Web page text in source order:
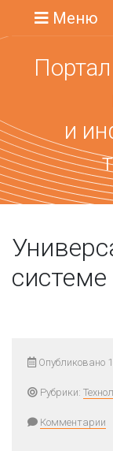
Меню
и
Опубликовано
Рубрики:
Комментарии